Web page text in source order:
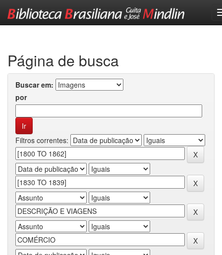
Página de busca
Buscar em:
por
Filtros correntes: